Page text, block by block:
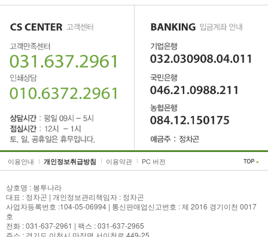
이용안내 개인정보취급방침 이용약관 PC 버전
상호명 : 봉투나라
대표 : 정차곤 | 개인정보관리책임자 : 정차곤
사업자등록번호 :104-05-06994 | 통신판매업신고번호 : 제 2016 경기이천 0017
호
전화 : 031-637-2961 | 팩스 : 031-637-2965
주소 : 경기도 이천시 마장면 서이천로 449-25